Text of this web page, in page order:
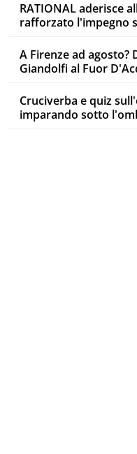
RATIONAL aderisce
rafforzato l'impegno
A Firenze ad agosto?
Giandolfi al Fuor
Cruciverba e quiz
imparando sotto